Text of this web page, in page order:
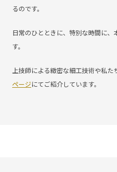
るのです。
日常のひとときに、特別な時間に、
す。
上技師による緻密な細工技術や私た
ページにてご紹介しています。